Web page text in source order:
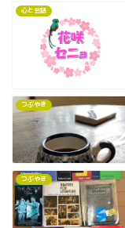
心と会話
つぶやき
つぶやき